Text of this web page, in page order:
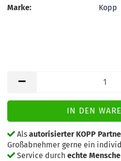
Marke:
Kopp
Als autorisierter KOPP
Großabnehmer gerne ein
Service durch echte